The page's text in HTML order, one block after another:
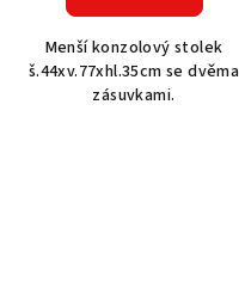
Menší konzolový stolek
š.44xv.77xhl.35cm se dvěma
zásuvkami.